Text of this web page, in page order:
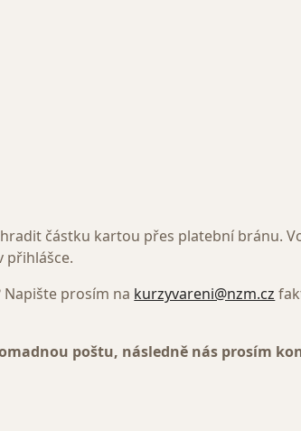
částku kartou přes platební bránu.
přihlášce.
prosím na kurzyvareni@nzm.cz
poštu, následně nás prosím